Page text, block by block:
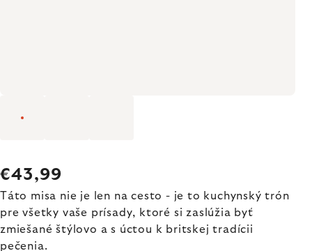
€43,99
Táto misa nie je len na cesto - je to kuchynský trón
pre všetky vaše prísady, ktoré si zaslúžia byť
zmiešané štýlovo a s úctou k britskej tradícii
pečenia.